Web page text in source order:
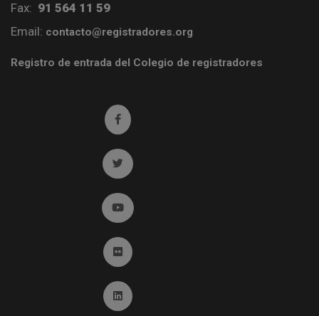
Fax: 91 564 11 59
Email: contacto@registradores.org
Registro de entrada del Colegio de registradores
Ir a facebook (abre en ventana nueva)
Ir a twitter (abre en ventana nueva)
Ir a YouTube (abre en ventana nueva)
Ir a Flickr (abre en ventana nueva)
Ir a Linkedin (abre en ventana nueva)